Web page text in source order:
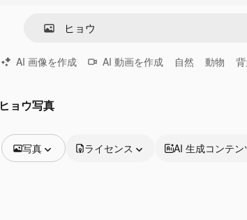
AI 画像を作成 AI 動画を作成 自然 動物
ヒョウ写真
写真 ライセンス AI 生成コンテン